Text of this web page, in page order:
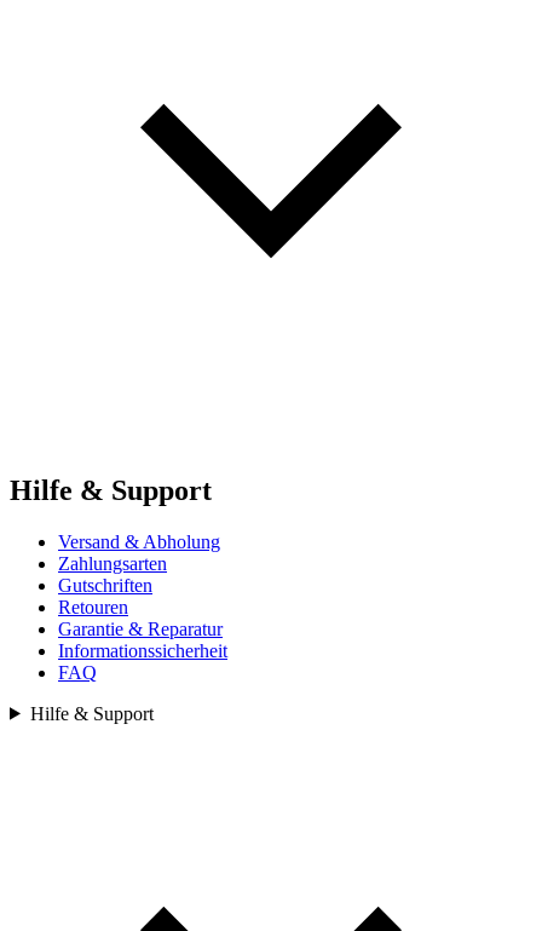
Hilfe & Support
Versand & Abholung
Zahlungsarten
Gutschriften
Retouren
Garantie & Reparatur
Informationssicherheit
FAQ
Hilfe & Support